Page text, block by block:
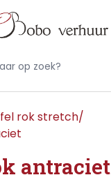
rok stretch/
antraciet